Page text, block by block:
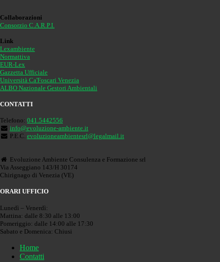
Collaborazioni
Consorzio C.A.R.P.I.
Link
Lexambiente
Normattiva
EUR-Lex
Gazzetta Ufficiale
Università Ca'Foscari Venezia
ALBO Nazionale Gestori Ambientali
CONTATTI
Telefono: 041.5442556
info@evoluzione-ambiente.it
P.E.C. evoluzioneambientesrl@legalmail.it
Evoluzione Ambiente Consulenza e Formazione srl
Via Asseggiano 143/H 30174
Chirignago di Venezia (VE)
ORARI UFFICIO
Lunedì – Venerdì:
Mattina: dalle 8:30 alle 13:00
Pomeriggio: dalle 14:00 alle 17:30
Sabato e Domenica: Chiusi
Home
Contatti